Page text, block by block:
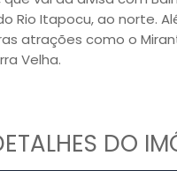
Rio Itapocu, ao norte.
atrações como o
Velha.
DO